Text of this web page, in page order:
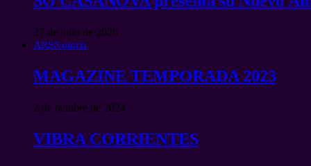
27 de julio de 2026
ARSNotoria
MAGAZINE TEMPORADA 2023
2 de octubre de 2024
VIBRA CORRIENTES